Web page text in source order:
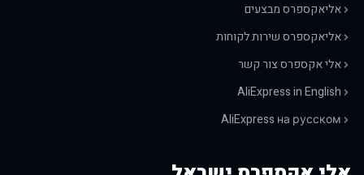
אליאקספרס מבצעים
אליאקספרס שירות לקוחות
אלי אקספרס צור קשר
AliExpress in English
AliExpress на русском